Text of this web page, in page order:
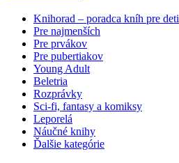
Knihorad – poradca kníh pre deti
Pre najmenších
Pre prvákov
Pre pubertiakov
Young Adult
Beletria
Rozprávky
Sci-fi, fantasy a komiksy
Leporelá
Náučné knihy
Ďalšie kategórie